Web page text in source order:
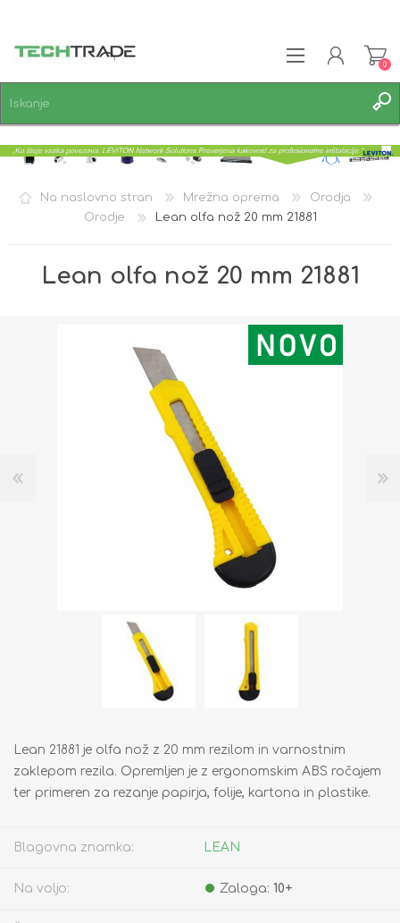
PRIJAVA
0
Na naslovno stran Mrežna oprema
Orodja
Orodje
Lean olfa nož 20 mm 21881
Lean olfa nož 20 mm 21881
Lean 21881 je olfa nož z 20 mm rezilom in varnostnim
zaklepom rezila. Opremljen je z ergonomskim ABS ročajem
ter primeren za rezanje papirja, folije, kartona in plastike.
Blagovna znamka: LEAN
Na voljo: Zaloga: 10+